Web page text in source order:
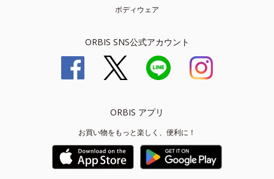
ボディウェア
ORBIS SNS公式アカウント
ORBIS アプリ
お買い物をもっと楽しく、便利に！